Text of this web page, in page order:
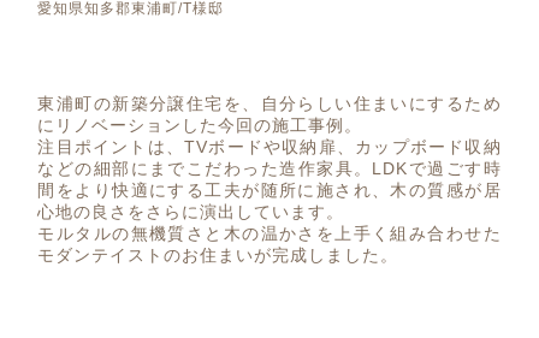
愛知県知多郡東浦町/T様邸
東浦町の新築分譲住宅を、自分らしい住まいにするため
にリノベーションした今回の施工事例。
注目ポイントは、TVボードや収納扉、カップボード収納
などの細部にまでこだわった造作家具。LDKで過ごす時
間をより快適にする工夫が随所に施され、木の質感が居
心地の良さをさらに演出しています。
モルタルの無機質さと木の温かさを上手く組み合わせた
モダンテイストのお住まいが完成しました。